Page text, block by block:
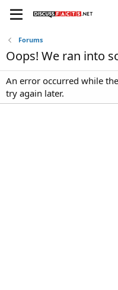
Forums
Oops! We ran into
An error occurred while
try again later.